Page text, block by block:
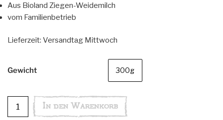
Aus Bioland Ziegen-Weidemilch
vom Familienbetrieb
Lieferzeit: Versandtag Mittwoch
Gewicht 300g
Ziegenschnittkäse
Pfefferkönig
In den Warenkorb